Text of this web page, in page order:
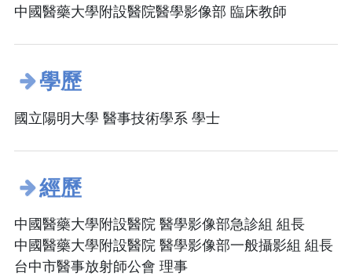
中國醫藥大學附設醫院醫學影像部 臨床教師
學歷
國立陽明大學 醫事技術學系 學士
經歷
中國醫藥大學附設醫院 醫學影像部急診組 組長
中國醫藥大學附設醫院 醫學影像部一般攝影組 組長
台中市醫事放射師公會 理事